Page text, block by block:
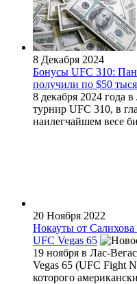
8 Декабря 2024
Бонусы UFC 310:
получили по $50
8 декабря 2024 года
турнир UFC 310, в
наилегчайшем весе
20 Ноября 2022
Нокауты от
UFC Vegas 65
19 ноября в Лас-
Vegas 65 (UFC Fight
которого